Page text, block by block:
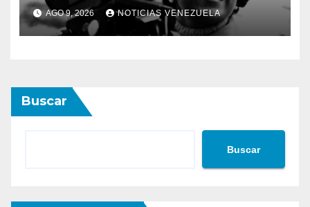
AGO 9, 2026 NOTICIAS VENEZUELA
Buscar
Buscar